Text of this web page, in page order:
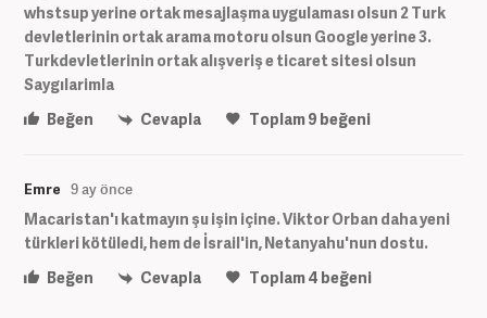
whstsup yerine ortak mesajlaşma uygulaması olsun 2 Turk
devletlerinin ortak arama motoru olsun Google yerine 3.
Turkdevletlerinin ortak alışveriş e ticaret sitesi olsun
Saygılarimla
Beğen
Cevapla Toplam9 beğeni
Emre 9 ay önce
Macaristan'ı katmayın şu işin içine. Viktor Orban daha yeni
türkleri kötüledi, hem de İsrail'in, Netanyahu'nun dostu.
Beğen
Cevapla Toplam4 beğeni